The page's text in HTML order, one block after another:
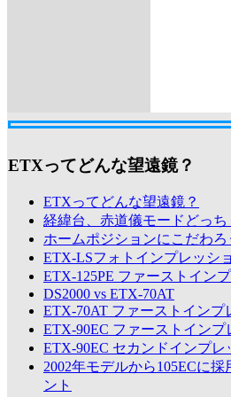
ETXってどんな望遠鏡？
ETXってどんな望遠鏡？
経緯台、赤道儀モードどっち
ホームポジションにこだわろ
ETX-LSフォトインプレッシ
ETX-125PE ファーストイン
DS2000 vs ETX-70AT
ETX-70AT ファーストインプ
ETX-90EC ファーストインプ
ETX-90EC セカンドインプレ
2002年モデルから105ECに
ント